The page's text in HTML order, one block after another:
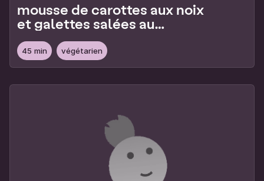
mousse de carottes aux noix
et galettes salées au
sésame
45 min végétarien